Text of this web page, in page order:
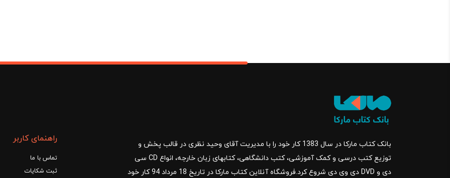
بانک کتاب مارکا در سال 1383 کار خود را با مدیریت آقای وحید نظری در قالب پخش و
توزیع کتب درسی و کمک آموزشی، کتب دانشگاهی، کتابهای زبان خارجه، انواع CD سی
دی و DVD دی وی دی شروع کرد.فروشگاه آنلاین کتاب مارکا در تاریخ 18 مرداد 94 کار خود
راهنمای کاربر
تماس با ما
ثبت شکایات